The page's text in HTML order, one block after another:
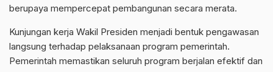
berupaya mempercepat pembangunan secara merata.
Kunjungan kerja Wakil Presiden menjadi bentuk pengawasan
langsung terhadap pelaksanaan program pemerintah.
Pemerintah memastikan seluruh program berjalan efektif dan